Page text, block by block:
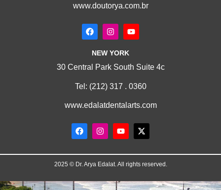
www.doutorya.com.br
NEW YORK
30 Central Park South Suite 4c
Tel: (212) 317 . 0360
www.edalatdentalarts.com
2025 © Dr. Arya Edalat. All rights reserved.